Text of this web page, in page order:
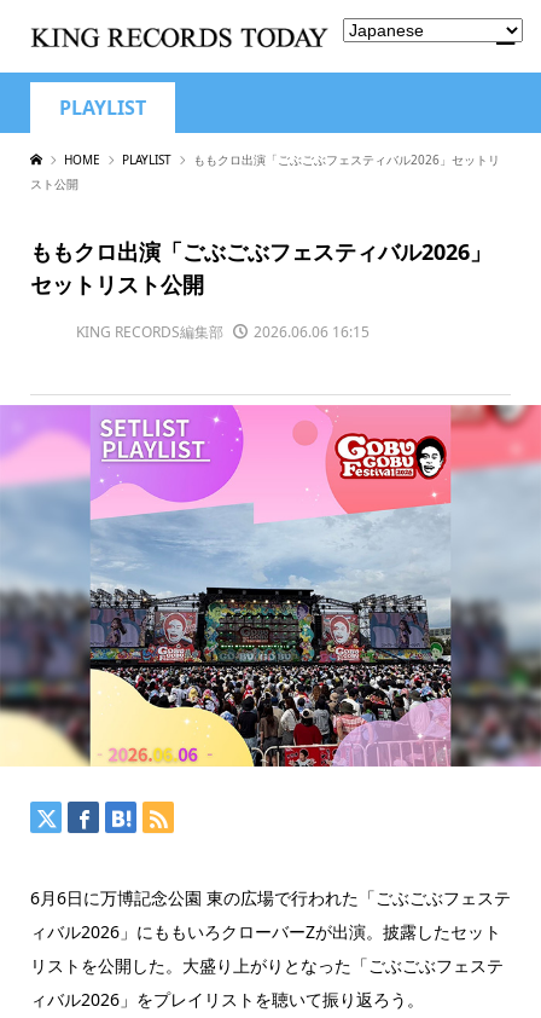
PLAYLIST
HOME PLAYLIST
ももクロ出演「ごぶごぶフェスティバル2026」セットリ
スト公開
ももクロ出演「ごぶごぶフェスティバル2026」
セットリスト公開
KING RECORDS編集部 2026.06.06 16:15
6月6日に万博記念公園 東の広場で行われた「ごぶごぶフェステ
ィバル2026」にももいろクローバーZが出演。披露したセット
リストを公開した。 大盛り上がりとなった「ごぶごぶフェステ
ィバル2026」をプレイリストを聴いて振り返ろう。